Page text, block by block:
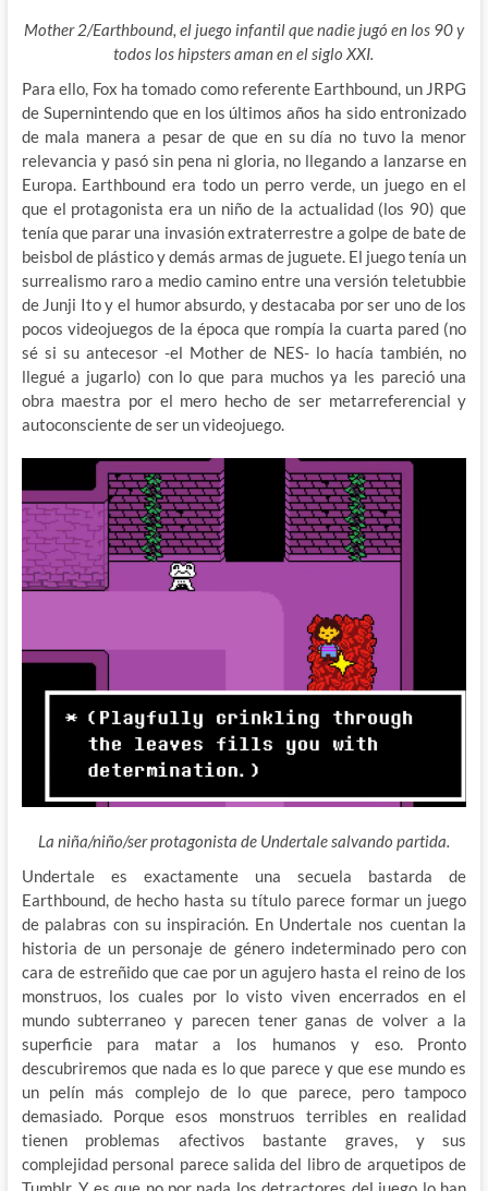
Mother 2/Earthbound, el juego infantil que nadie jugó en los 90 y
todos los hipsters aman en el siglo XXI.
Para ello, Fox ha tomado como referente Earthbound, un JRPG
de Supernintendo que en los últimos años ha sido entronizado
de mala manera a pesar de que en su día no tuvo la menor
relevancia y pasó sin pena ni gloria, no llegando a lanzarse en
Europa. Earthbound era todo un perro verde, un juego en el
que el protagonista era un niño de la actualidad (los 90) que
tenía que parar una invasión extraterrestre a golpe de bate de
beisbol de plástico y demás armas de juguete. El juego tenía un
surrealismo raro a medio camino entre una versión teletubbie
de Junji Ito y el humor absurdo, y destacaba por ser uno de los
pocos videojuegos de la época que rompía la cuarta pared (no
sé si su antecesor -el Mother de NES- lo hacía también, no
llegué a jugarlo) con lo que para muchos ya les pareció una
obra maestra por el mero hecho de ser metarreferencial y
autoconsciente de ser un videojuego.
La niña/niño/ser protagonista de Undertale salvando partida.
Undertale es exactamente una secuela bastarda de
Earthbound, de hecho hasta su título parece formar un juego
de palabras con su inspiración. En Undertale nos cuentan la
historia de un personaje de género indeterminado pero con
cara de estreñido que cae por un agujero hasta el reino de los
monstruos, los cuales por lo visto viven encerrados en el
mundo subterraneo y parecen tener ganas de volver a la
superficie para matar a los humanos y eso. Pronto
descubriremos que nada es lo que parece y que ese mundo es
un pelín más complejo de lo que parece, pero tampoco
demasiado. Porque esos monstruos terribles en realidad
tienen problemas afectivos bastante graves, y sus
complejidad personal parece salida del libro de arquetipos de